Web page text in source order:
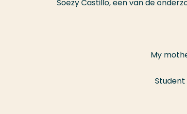
Soezy Castillo, een van de
My